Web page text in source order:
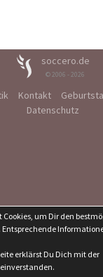
soccero.de
© 2006 - 2026
Kontakt
Datenschutz
Cookies, um Dir den
Entsprechende
erklärst Du Dich mit der